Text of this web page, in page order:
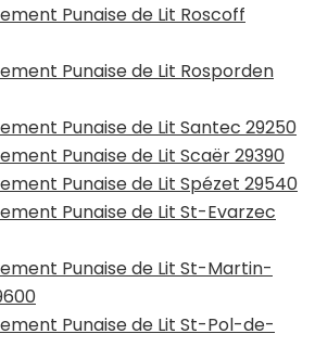
Punaise de Lit Roscoff
Punaise de Lit Rosporden
Punaise de Lit Santec 29250
Punaise de Lit Scaër 29390
Punaise de Lit Spézet 29540
Punaise de Lit St-Evarzec
Punaise de Lit St-Martin-
Punaise de Lit St-Pol-de-